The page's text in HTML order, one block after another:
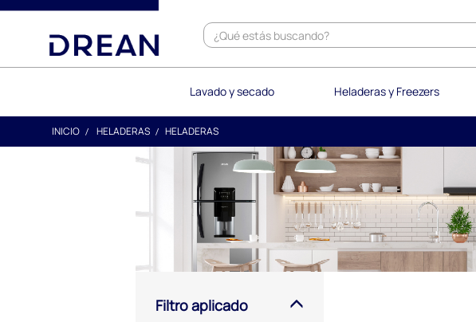
text.skipToContent
text.skipToNavigation
Lavado y secado Heladeras y Freezers
INICIO HELADERAS HELADERAS
Filtro aplicado